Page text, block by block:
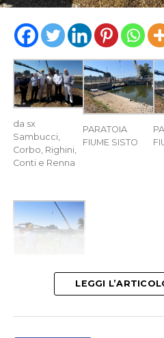
da sx
Sambucci,
Corbo, Righini,
Conti e Renna
PARATOIA
FIUME SISTO
PARATOIA
LATINA– E’ stata
LEGGI